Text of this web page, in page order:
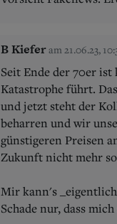
B Kiefer am 21.06.23,
Seit Ende der 70er
Katastrophe führt.
und jetzt steht der
beharren und wir
günstigeren Preisen
Zukunft nicht mehr
Mir kann's
Schade nur, dass